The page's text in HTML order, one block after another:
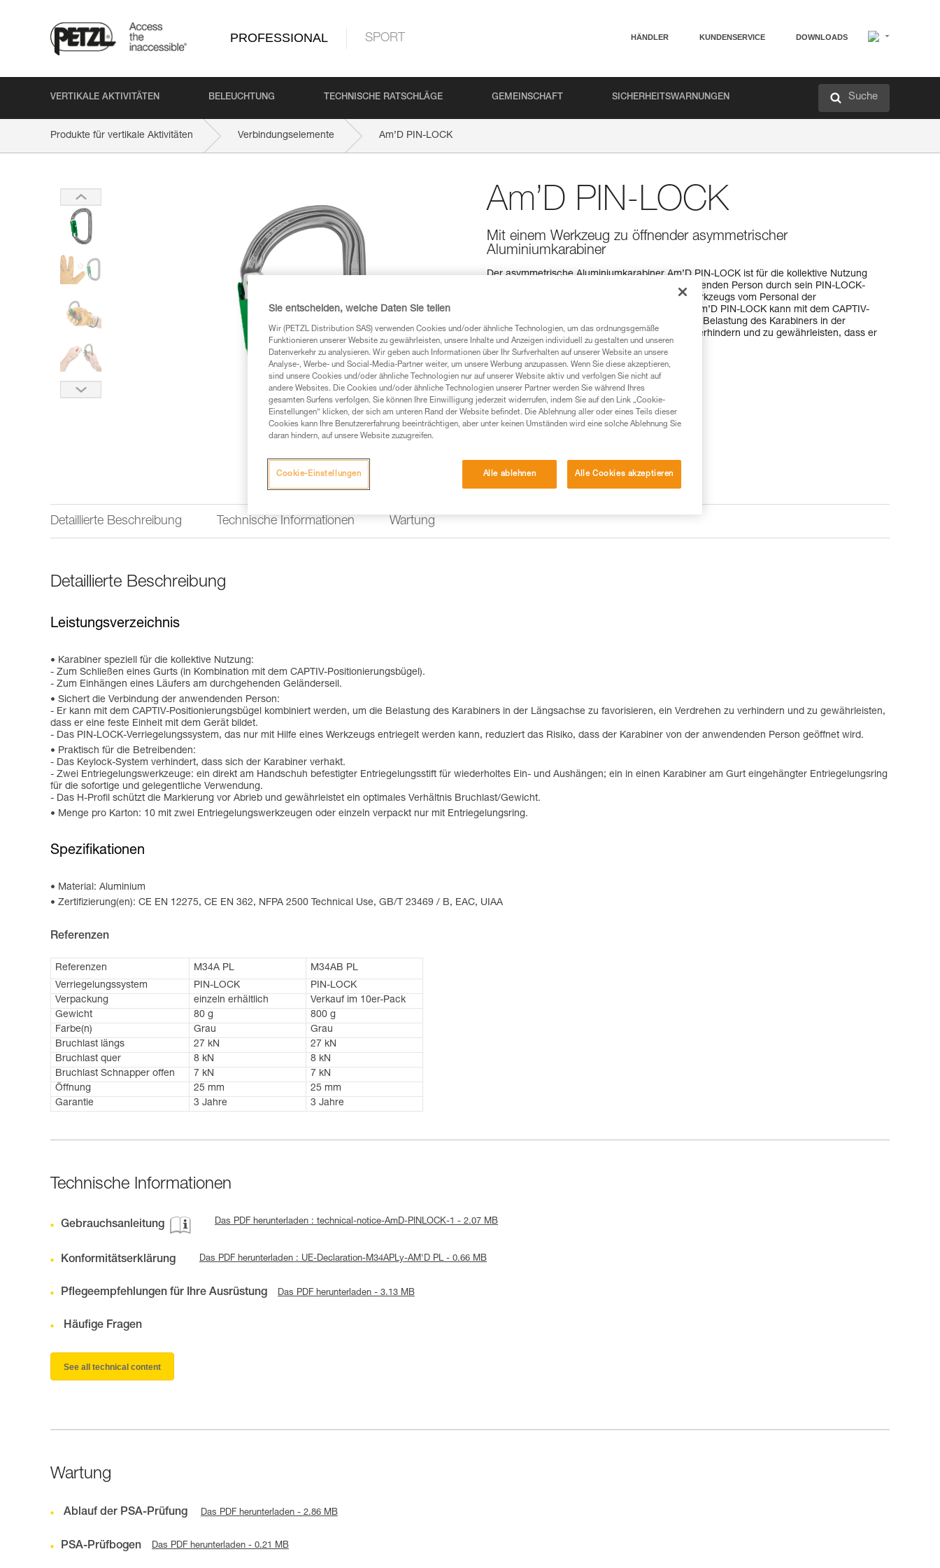
PROFESSIONAL SPORT HÄNDLER KUNDENSERVICE DOWNLOADS
VERTIKALE AKTIVITÄTEN BELEUCHTUNG TECHNISCHE RATSCHLÄGE GEMEINSCHAFT SICHERHEITSWARNUNGEN Suche
Produkte für vertikale Aktivitäten Verbindungselemente Am’D PIN-LOCK
Am’D PIN-LOCK
Mit einem Werkzeug zu öffnender asymmetrischer
Aluminiumkarabiner
Der asymmetrische Aluminiumkarabiner Am’D PIN-LOCK ist für die kollektive Nutzung
bestimmt. Er sichert die Verbindung der anwendenden Person durch sein PIN-LOCK-
Verriegelungssystem, das nur mit Hilfe eines Werkzeugs vom Personal der
Freizeiteinrichtung geöffnet werden kann. Der Am’D PIN-LOCK kann mit dem CAPTIV-
Positionierungsbügel kombiniert werden, um die Belastung des Karabiners in der
Längsachse zu favorisieren, ein Verdrehen zu verhindern und zu gewährleisten, dass er
eine feste Einheit mit dem Gerät bildet.
Einen Händler finden
Detaillierte Beschreibung Technische Informationen Wartung
Detaillierte Beschreibung
Leistungsverzeichnis
Karabiner speziell für die kollektive Nutzung:
- Zum Schließen eines Gurts (in Kombination mit dem CAPTIV-Positionierungsbügel).
- Zum Einhängen eines Läufers am durchgehenden Geländerseil.
Sichert die Verbindung der anwendenden Person:
- Er kann mit dem CAPTIV-Positionierungsbügel kombiniert werden, um die Belastung des Karabiners in der Längsachse zu favorisieren, ein Verdrehen zu verhindern und zu gewährleisten,
dass er eine feste Einheit mit dem Gerät bildet.
- Das PIN-LOCK-Verriegelungssystem, das nur mit Hilfe eines Werkzeugs entriegelt werden kann, reduziert das Risiko, dass der Karabiner von der anwendenden Person geöffnet wird.
Praktisch für die Betreibenden:
- Das Keylock-System verhindert, dass sich der Karabiner verhakt.
- Zwei Entriegelungswerkzeuge: ein direkt am Handschuh befestigter Entriegelungsstift für wiederholtes Ein- und Aushängen; ein in einen Karabiner am Gurt eingehängter Entriegelungsring
für die sofortige und gelegentliche Verwendung.
- Das H-Profil schützt die Markierung vor Abrieb und gewährleistet ein optimales Verhältnis Bruchlast/Gewicht.
Menge pro Karton: 10 mit zwei Entriegelungswerkzeugen oder einzeln verpackt nur mit Entriegelungsring.
Spezifikationen
Material: Aluminium
Zertifizierung(en): CE EN 12275, CE EN 362, NFPA 2500 Technical Use, GB/T 23469 / B, EAC, UIAA
Referenzen
Referenzen M34A PL
M34AB PL
Verriegelungssystem
PIN-LOCK
PIN-LOCK
Verpackung
einzeln erhältlich
Verkauf im 10er-Pack
Gewicht
80 g
800 g
Farbe(n)
Grau
Grau
Bruchlast längs
27 kN
27 kN
Bruchlast quer
8 kN
8 kN
Bruchlast Schnapper offen
7 kN
7 kN
Öffnung
25 mm
25 mm
Garantie
3 Jahre 3 Jahre
Technische Informationen
Gebrauchsanleitung Das PDF herunterladen : technical-notice-AmD-PINLOCK-1 - 2.07 MB
Konformitätserklärung Das PDF herunterladen : UE-Declaration-M34APLy-AM'D PL - 0.66 MB
Pflegeempfehlungen für Ihre Ausrüstung Das PDF herunterladen - 3.13 MB
Häufige Fragen
See all technical content
Wartung
Ablauf der PSA-Prüfung Das PDF herunterladen - 2.86 MB
PSA-Prüfbogen Das PDF herunterladen - 0.21 MB
Sie entscheiden, welche Daten Sie teilen
Wir (PETZL Distribution SAS) verwenden Cookies und/oder ähnliche Technologien, um das ordnungsgemäße
Funktionieren unserer Website zu gewährleisten, unsere Inhalte und Anzeigen individuell zu gestalten und unseren
Datenverkehr zu analysieren. Wir geben auch Informationen über Ihr Surfverhalten auf unserer Website an unsere
Analyse-, Werbe- und Social-Media-Partner weiter, um unsere Werbung anzupassen. Wenn Sie diese akzeptieren,
sind unsere Cookies und/oder ähnliche Technologien nur auf unserer Website aktiv und verfolgen Sie nicht auf
andere Websites. Die Cookies und/oder ähnliche Technologien unserer Partner werden Sie während Ihres
gesamten Surfens verfolgen. Sie können Ihre Einwilligung jederzeit widerrufen, indem Sie auf den Link „Cookie-
Einstellungen“ klicken, der sich am unteren Rand der Website befindet. Die Ablehnung aller oder eines Teils dieser
Cookies kann Ihre Benutzererfahrung beeinträchtigen, aber unter keinen Umständen wird eine solche Ablehnung Sie
daran hindern, auf unsere Website zuzugreifen.
Alle ablehnen Alle Cookies akzeptieren
Cookie-Einstellungen